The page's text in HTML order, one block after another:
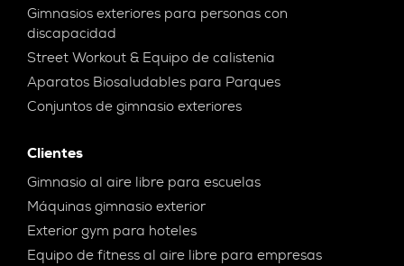
Gimnasios exteriores para personas con
discapacidad
Street Workout & Equipo de calistenia
Aparatos Biosaludables para Parques
Conjuntos de gimnasio exteriores
Clientes
Gimnasio al aire libre para escuelas
Máquinas gimnasio exterior
Exterior gym para hoteles
Equipo de fitness al aire libre para empresas